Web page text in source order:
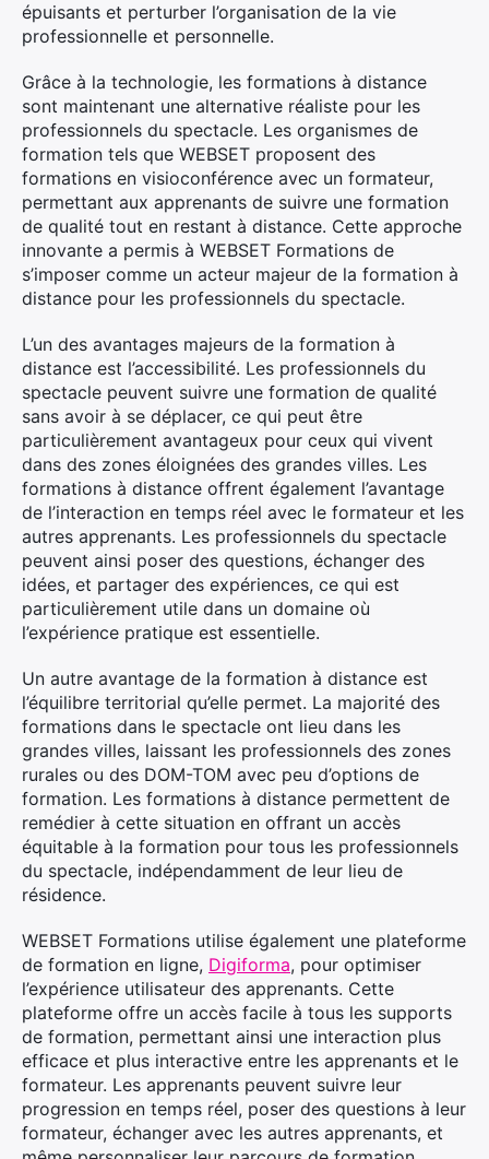
épuisants et perturber l’organisation de la vie
professionnelle et personnelle.
Grâce à la technologie, les formations à distance
sont maintenant une alternative réaliste pour les
professionnels du spectacle. Les organismes de
formation tels que WEBSET proposent des
formations en visioconférence avec un formateur,
permettant aux apprenants de suivre une formation
de qualité tout en restant à distance. Cette approche
innovante a permis à WEBSET Formations de
s’imposer comme un acteur majeur de la formation à
distance pour les professionnels du spectacle.
L’un des avantages majeurs de la formation à
distance est l’accessibilité. Les professionnels du
spectacle peuvent suivre une formation de qualité
sans avoir à se déplacer, ce qui peut être
particulièrement avantageux pour ceux qui vivent
dans des zones éloignées des grandes villes. Les
formations à distance offrent également l’avantage
de l’interaction en temps réel avec le formateur et les
autres apprenants. Les professionnels du spectacle
peuvent ainsi poser des questions, échanger des
idées, et partager des expériences, ce qui est
particulièrement utile dans un domaine où
l’expérience pratique est essentielle.
Un autre avantage de la formation à distance est
l’équilibre territorial qu’elle permet. La majorité des
formations dans le spectacle ont lieu dans les
grandes villes, laissant les professionnels des zones
rurales ou des DOM-TOM avec peu d’options de
formation. Les formations à distance permettent de
remédier à cette situation en offrant un accès
équitable à la formation pour tous les professionnels
du spectacle, indépendamment de leur lieu de
résidence.
WEBSET Formations utilise également une plateforme
de formation en ligne, Digiforma, pour optimiser
l’expérience utilisateur des apprenants. Cette
plateforme offre un accès facile à tous les supports
de formation, permettant ainsi une interaction plus
efficace et plus interactive entre les apprenants et le
formateur. Les apprenants peuvent suivre leur
progression en temps réel, poser des questions à leur
formateur, échanger avec les autres apprenants, et